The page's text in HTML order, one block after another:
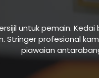
untuk pemain.
profesional
piawaian